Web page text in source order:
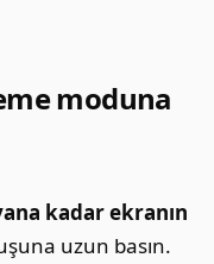
moduna
kadar ekranın
uzun basın.